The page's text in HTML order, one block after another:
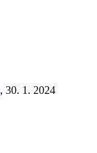
, 30. 1. 2024